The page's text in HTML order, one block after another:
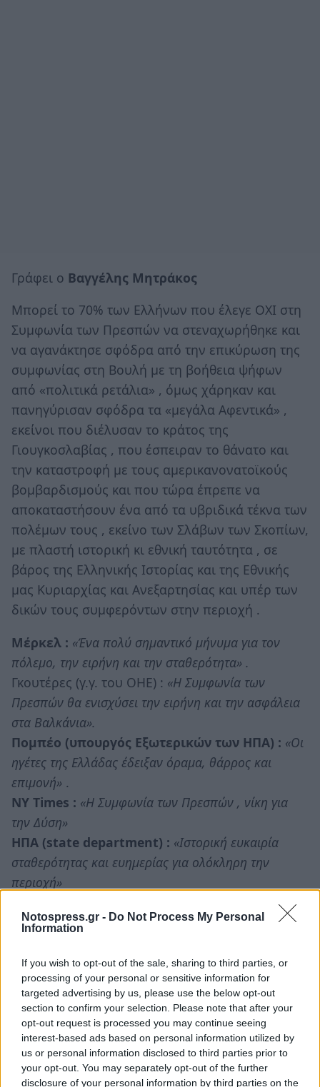
Notospress.gr - Do Not Process My Personal
Information
If you wish to opt-out of the sale, sharing to third parties, or
processing of your personal or sensitive information for
targeted advertising by us, please use the below opt-out
section to confirm your selection. Please note that after your
opt-out request is processed you may continue seeing
interest-based ads based on personal information utilized by
us or personal information disclosed to third parties prior to
your opt-out. You may separately opt-out of the further
disclosure of your personal information by third parties on the
Γράφει ο Βαγγέλης Μητράκος
Μπορεί το 70% των Ελλήνων που έλεγε ΟΧΙ στη
Συμφωνία των Πρεσπών να στεναχωρήθηκε και
να αγανάκτησε σφόδρα από την επικύρωση της
συμφωνίας στη Βουλή με τη βοήθεια ψήφων
από «πολιτικά ρετάλια» , όμως χάρηκαν και
πανηγύρισαν σφόδρα τα «μεγάλα Αφεντικά» ,
εκείνοι που διέλυσαν το κράτος της
Γιουγκοσλαβίας , που έσπειραν το θάνατο και
την καταστροφή με τους αμερικανονατοϊκούς
βομβαρδισμούς και που τώρα έπρεπε να
αποκαταστήσουν ένα από τα υβριδικά τέκνα των
πολέμων τους , εκείνο των Σλάβων των Σκοπίων,
με πλαστή ιστορική κι εθνική ταυτότητα , σε
βάρος της Ελληνικής Ιστορίας και της Εθνικής
μας Κυριαρχίας και Ανεξαρτησίας και υπέρ των
δικών τους συμφερόντων στην περιοχή .
Μέρκελ : «Ένα πολύ σημαντικό μήνυμα για τον
πόλεμο, την ειρήνη και την σταθερότητα» .
Γκουτέρες (γ.γ. του ΟΗΕ) : «Η Συμφωνία των
Πρεσπών θα ενισχύσει την ειρήνη και την ασφάλεια
στα Βαλκάνια».
Πομπέο (υπουργός Εξωτερικών των ΗΠΑ) : «Οι
ηγέτες της Ελλάδας έδειξαν όραμα, θάρρος και
επιμονή» .
NY Times : «H Συμφωνία των Πρεσπών , νίκη για
την Δύση»
ΗΠΑ (state department) : «Ιστορική ευκαιρία
σταθερότητας και ευημερίας για ολόκληρη την
περιοχή»
Μπόλτον (σύμβουλος εθνικής ασφαλείας του
Λευκού Οίκου ) :Συγχαρητήρια στους Αλ. Τσίπρα
Ζάεφ (Σκοπιανός πρωθυπουργός) :«Ας είναι
περήφανοι όλοι οι Έλληνες , όλοι οι Μακεδόνες (!!!)
και όλοι οι πολίτες που ζουν σε αυτήν την περιοχή»
Τσίπρας (Έλληνας πρωθυπουργός) : «Σήμερα
είναι μια ιστορική μέρα για την Ελλάδα … Είμαι
βέβαιος ότι οι επόμενες γενιές και οι δυο λαοί θα
τους ευγνωμονούν»(τους 153 βουλευτές) .